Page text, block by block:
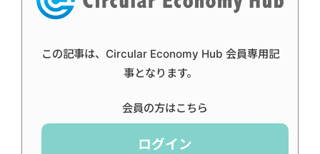
この記事は、Circular Economy Hub 会員専用記
事となります。
会員の方はこちら
ログイン